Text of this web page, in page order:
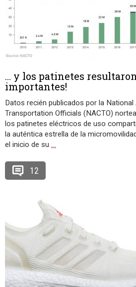
… y los patinetes
importantes!
Datos recién publicados por la
Transportation Officials (NACTO)
los patinetes eléctricos de uso
la auténtica estrella de la
el inicio de su …
12